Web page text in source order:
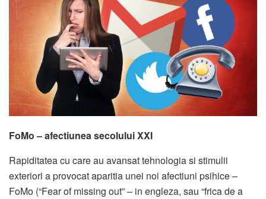
FoMo – afectiunea secolului XXI
Rapiditatea cu care au avansat tehnologia si stimulii
exteriori a provocat aparitia unei noi afectiuni psihice –
FoMo (“Fear of missing out” – in engleza, sau “frica de a